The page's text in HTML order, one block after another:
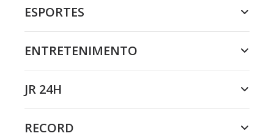
ESPORTES
ENTRETENIMENTO
JR 24H
RECORD